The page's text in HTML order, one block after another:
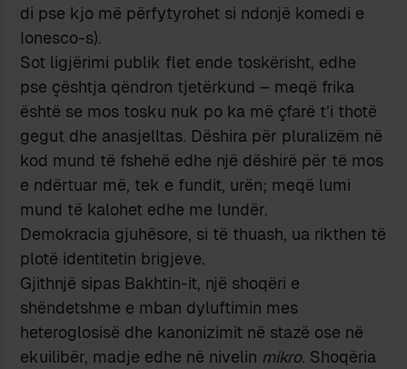
di pse kjo më përfytyrohet si ndonjë komedi e
Ionesco-s).
Sot ligjërimi publik flet ende toskërisht, edhe
pse çështja qëndron tjetërkund – meqë frika
është se mos tosku nuk po ka më çfarë t’i thotë
gegut dhe anasjelltas. Dëshira për pluralizëm në
kod mund të fshehë edhe një dëshirë për të mos
e ndërtuar më, tek e fundit, urën; meqë lumi
mund të kalohet edhe me lundër.
Demokracia gjuhësore, si të thuash, ua rikthen të
plotë identitetin brigjeve.
Gjithnjë sipas Bakhtin-it, një shoqëri e
shëndetshme e mban dyluftimin mes
heteroglosisë dhe kanonizimit në stazë ose në
ekuilibër, madje edhe në nivelin mikro. Shoqëria